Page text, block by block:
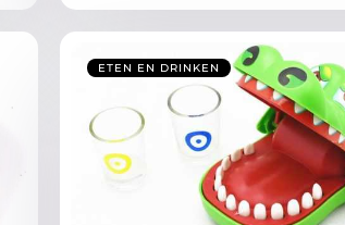
ETEN EN DRINKEN